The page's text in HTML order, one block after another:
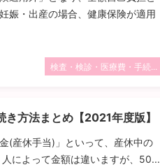
娠・出産の場合、健康保険が適用
検査・検診・医療費・手続...
方法まとめ【2021年度版】
(産休手当)」といって、産休中の
によって金額は違いますが、50...